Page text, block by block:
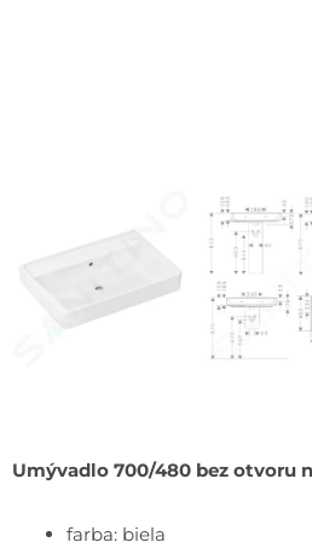
Umývadlo 700/480 bez otvoru
farba: biela